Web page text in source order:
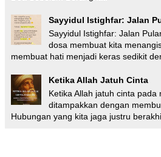
Sayyidul Istighfar: Jalan
Sayyidul Istighfar: Jalan
dosa membuat kita
membuat hati menjadi keras sedikit
Ketika Allah Jatuh Cinta
Ketika Allah jatuh cinta pada
ditampakkan dengan
Hubungan yang kita jaga justru